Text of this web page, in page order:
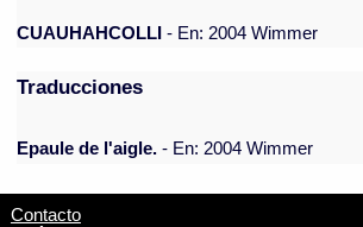
CUAUHAHCOLLI - En: 2004 Wimmer
Traducciones
Epaule de l'aigle. - En: 2004 Wimmer
Contacto